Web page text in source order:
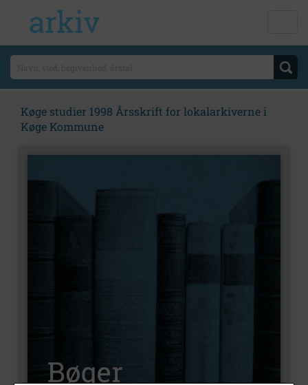
Køge studier 1998 Årsskrift for lokalarkiverne i
Køge Kommune